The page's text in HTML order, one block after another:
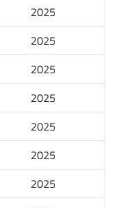
2025
2025
2025
2025
2025
2025
2025